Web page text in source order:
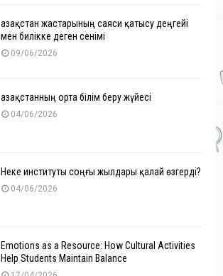
Қазақстан жастарының саяси қатысу деңгейі
мен билікке деген сенімі
09/06/2026
Қазақстанның орта білім беру жүйесі
04/06/2026
Неке институты соңғы жылдары қалай өзгерді?
04/06/2026
Emotions as a Resource: How Cultural Activities
Help Students Maintain Balance